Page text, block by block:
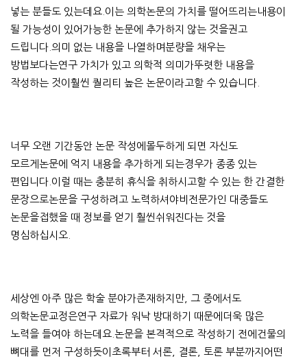
넣는 분들도 있는데요.이는 의학논문의 가치를 떨어뜨리는내용이
될 가능성이 있어가능한 논문에 추가하지 않는 것을권고
드립니다.의미 없는 내용을 나열하며분량을 채우는
방법보다는연구 가치가 있고 의학적 의미가뚜렷한 내용을
작성하는 것이훨씬 퀄리티 높은 논문이라고할 수 있습니다.
너무 오랜 기간동안 논문 작성에몰두하게 되면 자신도
모르게논문에 억지 내용을 추가하게 되는경우가 종종 있는
편입니다.이럴 때는 충분히 휴식을 취하시고할 수 있는 한 간결한
문장으로논문을 구성하려고 노력하셔야비전문가인 대중들도
논문을접했을 때 정보를 얻기 훨씬쉬워진다는 것을
명심하십시오.
세상엔 아주 많은 학술 분야가존재하지만, 그 중에서도
의학논문교정은연구 자료가 워낙 방대하기 때문에더욱 많은
노력을 들여야 하는데요.논문을 본격적으로 작성하기 전에건물의
뼈대를 먼저 구성하듯이초록부터 서론, 결론, 토론 부분까지어떤